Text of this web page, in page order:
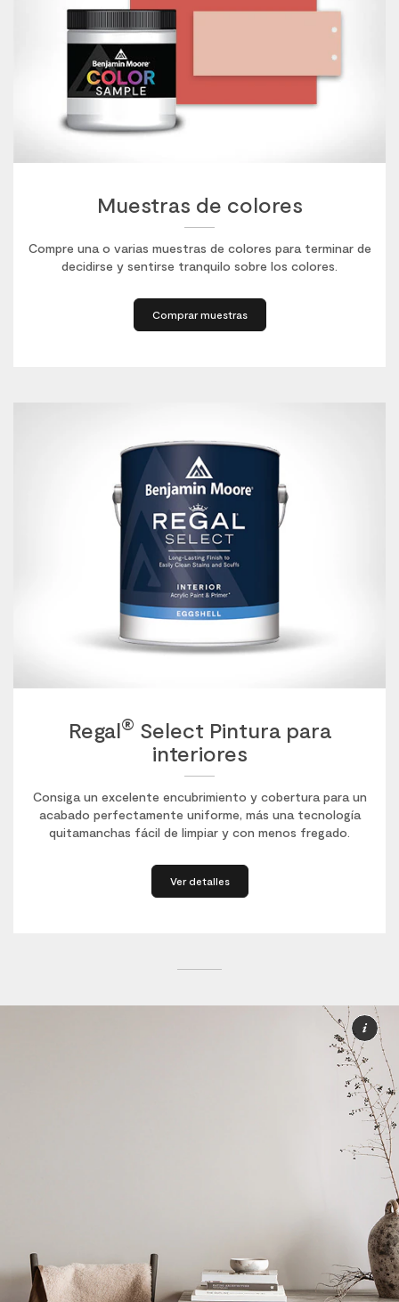
Muestras de colores
Compre una o varias muestras de colores para terminar de
decidirse y sentirse tranquilo sobre los colores.
Comprar muestras
Regal® Select Pintura para
interiores
Consiga un excelente encubrimiento y cobertura para un
acabado perfectamente uniforme, más una tecnología
quitamanchas fácil de limpiar y con menos fregado.
Ver detalles